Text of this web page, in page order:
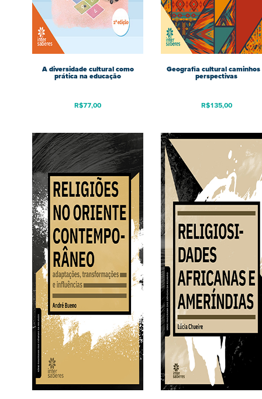
A diversidade cultural como
prática na educação
R$77,00
Geografia cultural caminhos
perspectivas
R$135,00